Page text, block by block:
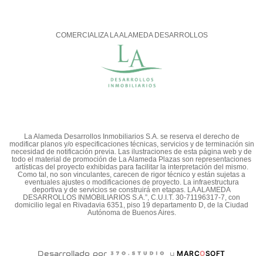
COMERCIALIZA LA ALAMEDA DESARROLLOS
La Alameda Desarrollos Inmobiliarios S.A. se reserva el derecho de
modificar planos y/o especificaciones técnicas, servicios y de terminación sin
necesidad de notificación previa. Las ilustraciones de esta página web y de
todo el material de promoción de La Alameda Plazas son representaciones
artísticas del proyecto exhibidas para facilitar la interpretación del mismo.
Como tal, no son vinculantes, carecen de rigor técnico y están sujetas a
eventuales ajustes o modificaciones de proyecto. La infraestructura
deportiva y de servicios se construirá en etapas. LA ALAMEDA
DESARROLLOS INMOBILIARIOS S.A.”, C.U.I.T. 30-71196317-7, con
domicilio legal en Rivadavia 6351, piso 19 departamento D, de la Ciudad
Autónoma de Buenos Aires.